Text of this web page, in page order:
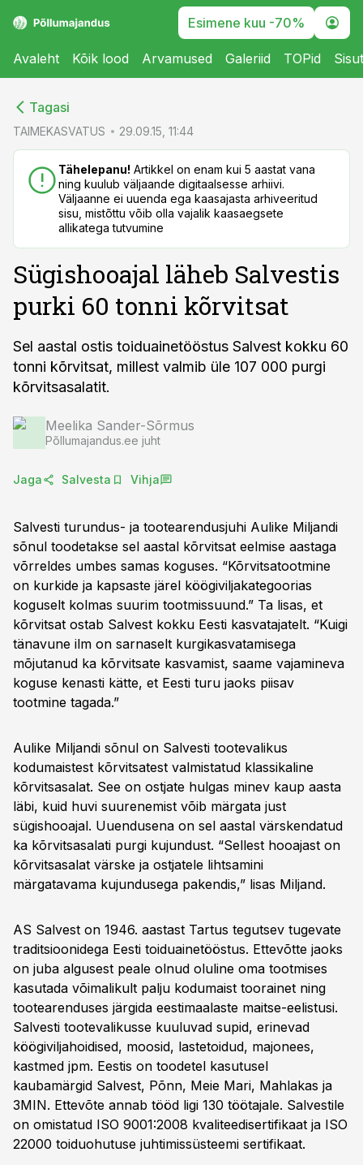
Esimene kuu -70%
Avaleht Kõik lood Arvamused Galeriid TOPid
Tagasi
TAIMEKASVATUS 29.09.15, 11:44
Tähelepanu! Artikkel on enam kui 5 aastat vana
ning kuulub väljaande digitaalsesse arhiivi.
Väljaanne ei uuenda ega kaasajasta arhiveeritud
sisu, mistõttu võib olla vajalik kaasaegsete
allikatega tutvumine
Sügishooajal läheb Salvestis
purki 60 tonni kõrvitsat
Sel aastal ostis toiduainetööstus Salvest kokku 60
tonni kõrvitsat, millest valmib üle 107 000 purgi
kõrvitsasalatit.
Meelika Sander-Sõrmus
Põllumajandus.ee juht
Jaga Salvesta Vihja
Salvesti turundus- ja tootearendusjuhi Aulike Miljandi
sõnul toodetakse sel aastal kõrvitsat eelmise aastaga
võrreldes umbes samas koguses. “Kõrvitsatootmine
on kurkide ja kapsaste järel köögiviljakategoorias
koguselt kolmas suurim tootmissuund.” Ta lisas, et
kõrvitsat ostab Salvest kokku Eesti kasvatajatelt. “Kuigi
tänavune ilm on sarnaselt kurgikasvatamisega
mõjutanud ka kõrvitsate kasvamist, saame vajamineva
koguse kenasti kätte, et Eesti turu jaoks piisav
tootmine tagada.”
Aulike Miljandi sõnul on Salvesti tootevalikus
kodumaistest kõrvitsatest valmistatud klassikaline
kõrvitsasalat. See on ostjate hulgas minev kaup aasta
läbi, kuid huvi suurenemist võib märgata just
sügishooajal. Uuendusena on sel aastal värskendatud
ka kõrvitsasalati purgi kujundust. “Sellest hooajast on
kõrvitsasalat värske ja ostjatele lihtsamini
märgatavama kujundusega pakendis,” lisas Miljand.
AS Salvest on 1946. aastast Tartus tegutsev tugevate
traditsioonidega Eesti toiduainetööstus. Ettevõtte jaoks
on juba algusest peale olnud oluline oma tootmises
kasutada võimalikult palju kodumaist toorainet ning
tootearenduses järgida eestimaalaste maitse-eelistusi.
Salvesti tootevalikusse kuuluvad supid, erinevad
köögiviljahoidised, moosid, lastetoidud, majonees,
kastmed jpm. Eestis on toodetel kasutusel
kaubamärgid Salvest, Põnn, Meie Mari, Mahlakas ja
3MIN. Ettevõte annab tööd ligi 130 töötajale. Salvestile
on omistatud ISO 9001:2008 kvaliteedisertifikaat ja ISO
22000 toiduohutuse juhtimissüsteemi sertifikaat.